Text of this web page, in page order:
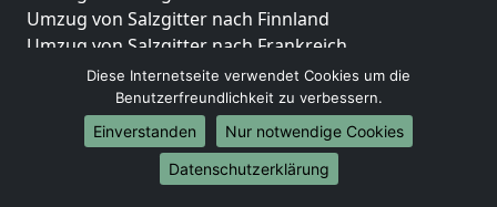
Umzug von Salzgitter nach Finnland
Umzug von Salzgitter nach Frankreich
Umzug von Salzgitter nach Griechenland
Umzug von Salzgitter nach Italien
Umzug von Salzgitter nach Liechtenstein
Umzug von Salzgitter nach Luxemburg
Umzug von Salzgitter nach Niederlande
Diese Internetseite verwendet Cookies um die
Benutzerfreundlichkeit zu verbessern.
Einverstanden
Nur notwendige Cookies
Datenschutzerklärung